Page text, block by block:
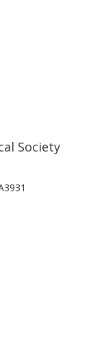
di Chieti-
Society